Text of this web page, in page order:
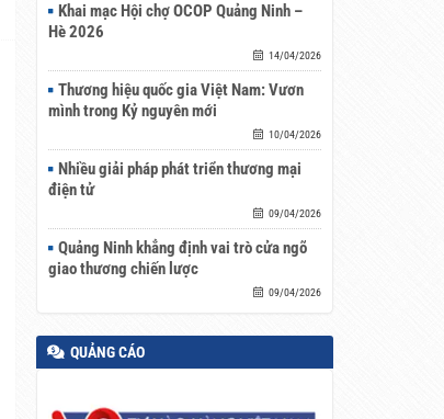
Khai mạc Hội chợ OCOP Quảng Ninh –
Hè 2026
14/04/2026
Thương hiệu quốc gia Việt Nam: Vươn
mình trong Kỷ nguyên mới
10/04/2026
Nhiều giải pháp phát triển thương mại
điện tử
09/04/2026
Quảng Ninh khẳng định vai trò cửa ngõ
giao thương chiến lược
09/04/2026
QUẢNG CÁO